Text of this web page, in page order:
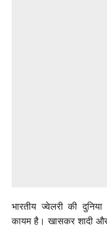
भारतीय ज्वेलरी की
कायम है। खासकर शादी